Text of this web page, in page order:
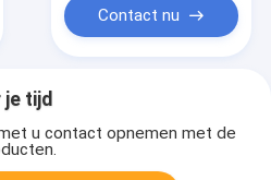
Contact nu
je tijd
u contact opnemen met de